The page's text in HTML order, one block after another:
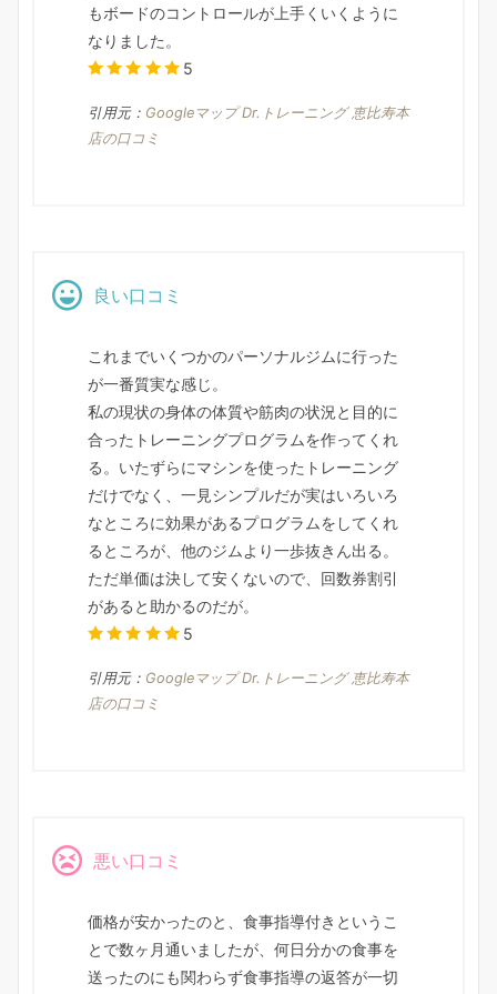
もボードのコントロールが上手くいくように
なりました。
5
引用元： Googleマップ Dr.トレーニング 恵比寿本
店の口コミ
良い口コミ
これまでいくつかのパーソナルジムに行った
が一番質実な感じ。
私の現状の身体の体質や筋肉の状況と目的に
合ったトレーニングプログラムを作ってくれ
る。いたずらにマシンを使ったトレーニング
だけでなく、一見シンプルだが実はいろいろ
なところに効果があるプログラムをしてくれ
るところが、他のジムより一歩抜きん出る。
ただ単価は決して安くないので、回数券割引
があると助かるのだが。
5
引用元： Googleマップ Dr.トレーニング 恵比寿本
店の口コミ
悪い口コミ
価格が安かったのと、食事指導付きというこ
とで数ヶ月通いましたが、何日分かの食事を
送ったのにも関わらず食事指導の返答が一切